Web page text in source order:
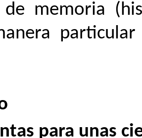
de memoria
para unas